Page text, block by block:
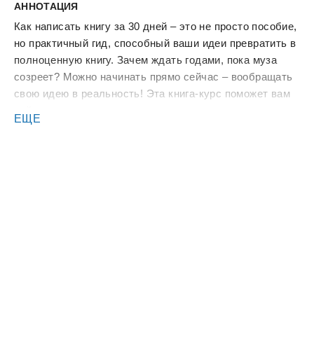
АННОТАЦИЯ
Как написать книгу за 30 дней – это не просто пособие,
но практичный гид, способный ваши идеи превратить в
полноценную книгу. Зачем ждать годами, пока муза
созреет? Можно начинать прямо сейчас – вообращать
свою идею в реальность! Эта книга-курс поможет вам
план книги и обеспечит вас пошаговыми инструкциями
ЕЩЕ